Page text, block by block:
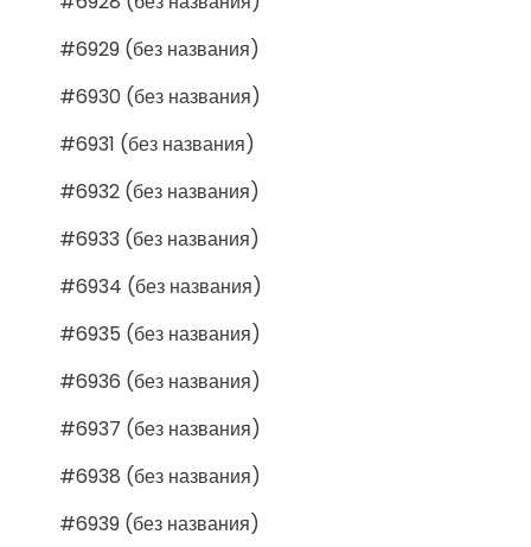
#6929 (без названия)
#6930 (без названия)
#6931 (без названия)
#6932 (без названия)
#6933 (без названия)
#6934 (без названия)
#6935 (без названия)
#6936 (без названия)
#6937 (без названия)
#6938 (без названия)
#6939 (без названия)